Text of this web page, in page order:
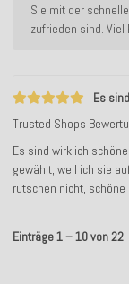
Sie mit der
zufrieden sind.
Es
Trusted Shops
Es sind wirklich
gewählt, weil ich sie
rutschen nicht, schöne
Einträge 1 – 10 von 22